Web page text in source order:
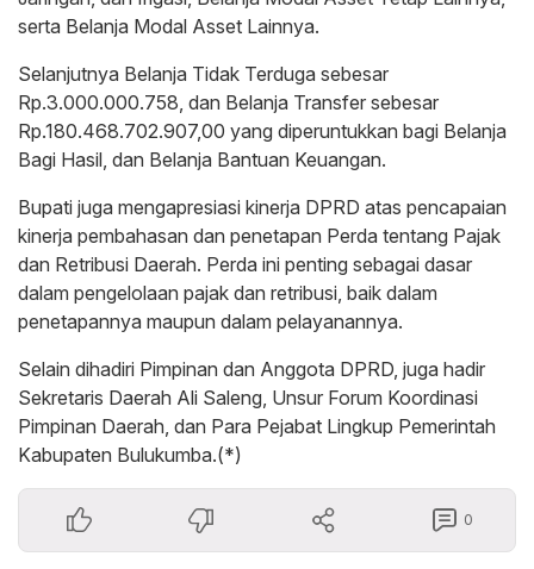
serta Belanja Modal Asset Lainnya.
Selanjutnya Belanja Tidak Terduga sebesar
Rp.3.000.000.758, dan Belanja Transfer sebesar
Rp.180.468.702.907,00 yang diperuntukkan bagi Belanja
Bagi Hasil, dan Belanja Bantuan Keuangan.
Bupati juga mengapresiasi kinerja DPRD atas pencapaian
kinerja pembahasan dan penetapan Perda tentang Pajak
dan Retribusi Daerah. Perda ini penting sebagai dasar
dalam pengelolaan pajak dan retribusi, baik dalam
penetapannya maupun dalam pelayanannya.
Selain dihadiri Pimpinan dan Anggota DPRD, juga hadir
Sekretaris Daerah Ali Saleng, Unsur Forum Koordinasi
Pimpinan Daerah, dan Para Pejabat Lingkup Pemerintah
Kabupaten Bulukumba.(*)
0